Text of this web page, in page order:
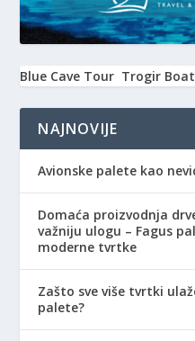
Blue Cave Tour Trogir
NAJNOVIJE
Avionske palete kao
Domaća proizvodnja
važniju ulogu – Fagus
moderne tvrtke
Zašto sve više tvrtki
palete?